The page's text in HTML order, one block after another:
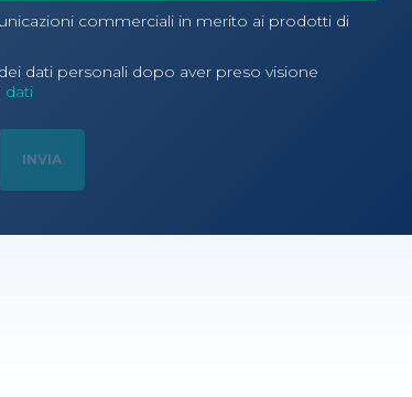
commerciali in merito ai prodotti di
dati personali dopo aver preso visione
dati